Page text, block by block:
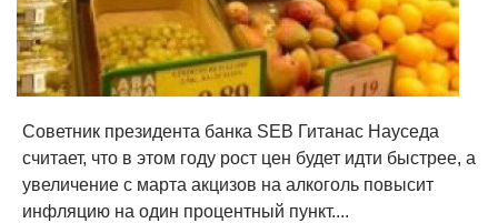
Советник президента банка SEB Гитанас Науседа
cчитает, что в этом году рост цен будет идти быстрее, а
увеличение с марта акцизов на алкоголь повысит
инфляцию на один процентный пункт....